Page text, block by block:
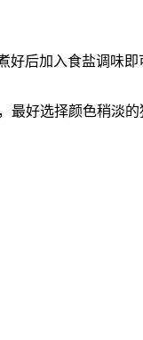
放同一‬进炖盅/煲内，待煮好后加入食盐调味